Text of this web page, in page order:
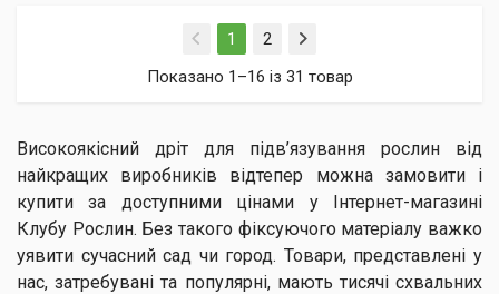
1 (current)
2
Показано 1–16 із 31 товар
Високоякісний дріт для підв’язування рослин від
найкращих виробників відтепер можна замовити і
купити за доступними цінами у Інтернет-магазині
Клубу Рослин. Без такого фіксуючого матеріалу важко
уявити сучасний сад чи город. Товари, представлені у
нас, затребувані та популярні, мають тисячі схвальних